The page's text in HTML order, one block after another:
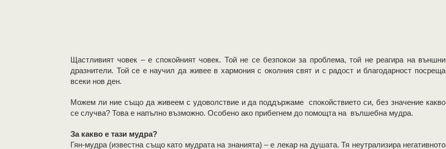
Щастливият човек – е спокойният човек. Той не се безпокои за проблема, той не реагира на външни
дразнители. Той се е научил да живее в хармония с околния свят и с радост и благодарност посреща
всеки нов ден.
Можем ли ние също да живеем с удоволствие и да поддържаме спокойствието си, без значение какво
се случва? Това е напълно възможно. Особено ако прибегнем до помощта на вълшебна мудра.
За какво е тази мудра?
Гян-мудра (известна също като мудрата на знанията) – е лекар на душата. Тя неутрализира негативното